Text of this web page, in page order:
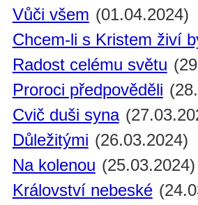
Vůči všem (01.04.2024)
Chcem-li s Kristem živí
Radost celému světu
Proroci předpověděli
Cvič duši syna
Důležitými (26.03.2024)
Na kolenou (25.03.2024)
Království nebeské